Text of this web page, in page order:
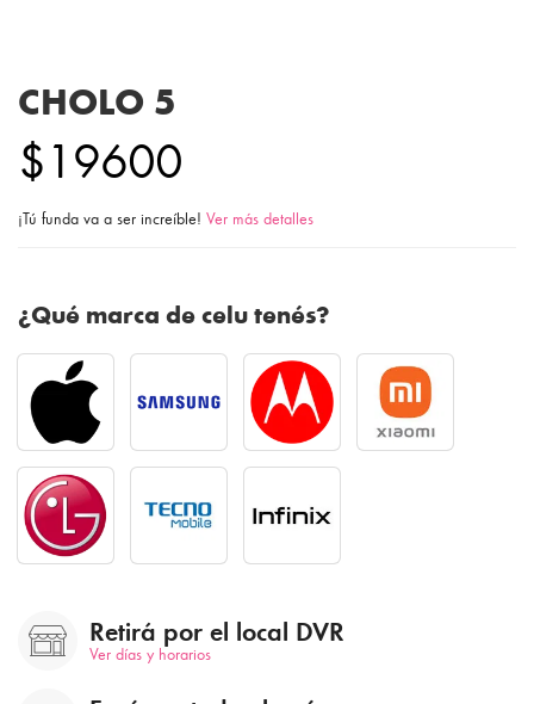
CHOLO 5
$19600
¡Tú funda va a ser increíble! Ver más detalles
¿Qué marca de celu tenés?
Retirá por el local DVR
Ver días y horarios